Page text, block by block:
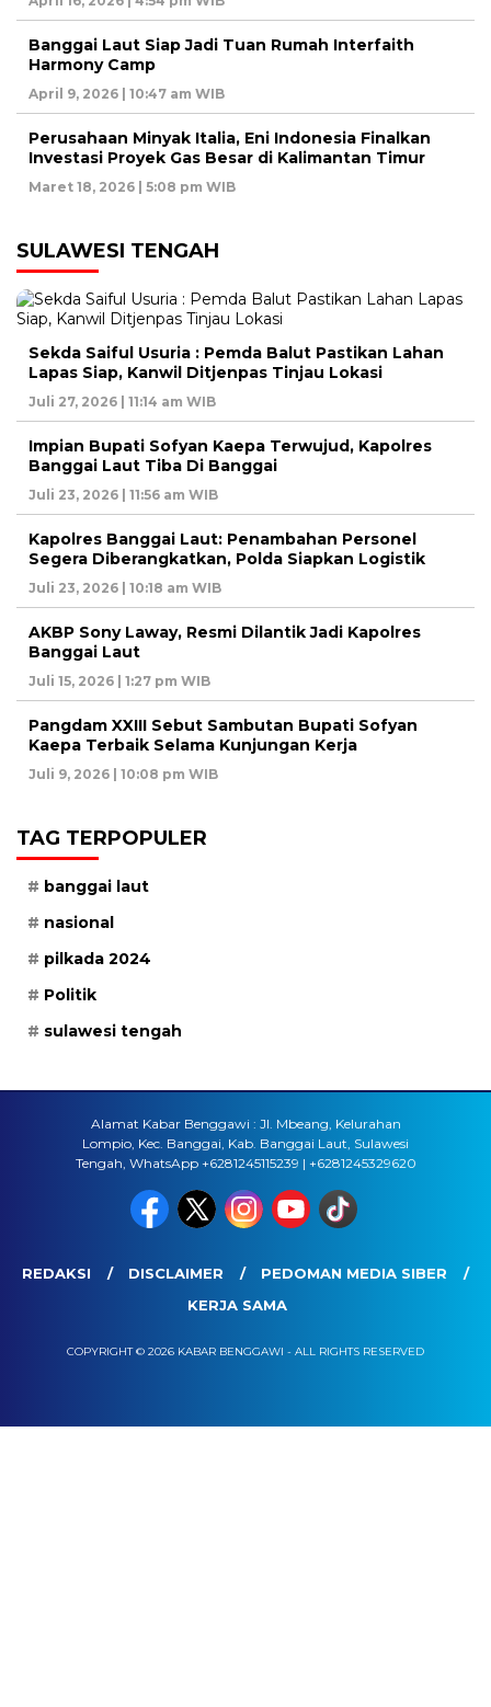
Banggai Laut Siap Jadi Tuan Rumah Interfaith
Harmony Camp
April 9, 2026 | 10:47 am WIB
Perusahaan Minyak Italia, Eni Indonesia Finalkan
Investasi Proyek Gas Besar di Kalimantan Timur
Maret 18, 2026 | 5:08 pm WIB
SULAWESI TENGAH
Sekda Saiful Usuria : Pemda Balut Pastikan Lahan
Lapas Siap, Kanwil Ditjenpas Tinjau Lokasi
Juli 27, 2026 | 11:14 am WIB
Impian Bupati Sofyan Kaepa Terwujud, Kapolres
Banggai Laut Tiba Di Banggai
Juli 23, 2026 | 11:56 am WIB
Kapolres Banggai Laut: Penambahan Personel
Segera Diberangkatkan, Polda Siapkan Logistik
Juli 23, 2026 | 10:18 am WIB
AKBP Sony Laway, Resmi Dilantik Jadi Kapolres
Banggai Laut
Juli 15, 2026 | 1:27 pm WIB
Pangdam XXIII Sebut Sambutan Bupati Sofyan
Kaepa Terbaik Selama Kunjungan Kerja
Juli 9, 2026 | 10:08 pm WIB
TAG TERPOPULER
banggai laut
nasional
pilkada 2024
Politik
sulawesi tengah
Alamat Kabar Benggawi : Jl. Mbeang, Kelurahan
Lompio, Kec. Banggai, Kab. Banggai Laut, Sulawesi
Tengah, WhatsApp +6281245115239 | +6281245329620
REDAKSI DISCLAIMER
PEDOMAN MEDIA SIBER
KERJA SAMA
COPYRIGHT © 2026 KABAR BENGGAWI - ALL RIGHTS RESERVED